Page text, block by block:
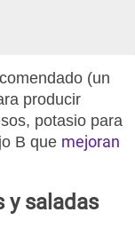
(un
producir
potasio para
B que mejoran
y saladas